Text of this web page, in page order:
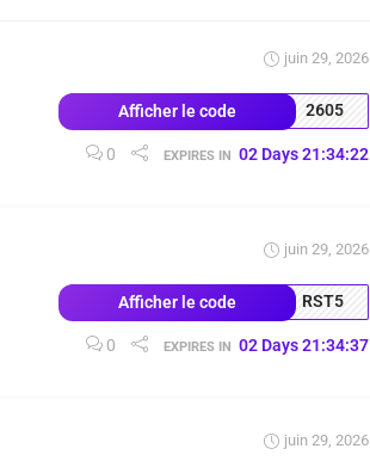
juin 29, 2026
Afficher le code 2605
0 EXPIRES IN 02 Days 21:34:22
juin 29, 2026
Afficher le code RST5
0 EXPIRES IN 02 Days 21:34:37
juin 29, 2026